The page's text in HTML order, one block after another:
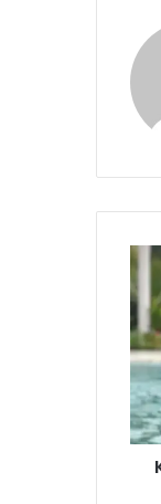
विक्की
को
थी
से
शादी
की
इतनी